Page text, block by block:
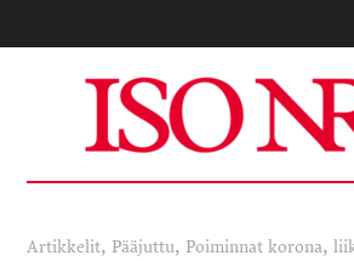
Artikkelit, Pääjuttu, Poiminnat korona,